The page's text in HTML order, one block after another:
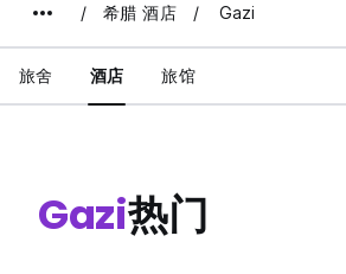
希腊 酒店 Gazi
旅舍 酒店 旅馆
Gazi热门